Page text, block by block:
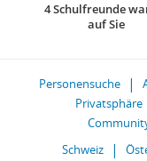
4 Schulfreunde
auf Sie
Personensuche
Privatsphäre
Schweiz